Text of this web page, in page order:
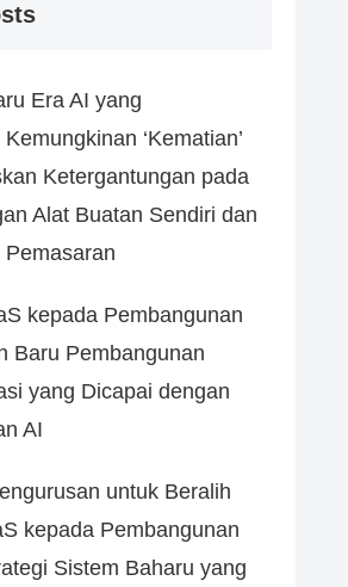
Era AI yang
‘Kematian’
Ketergantungan pada
Alat Buatan Sendiri dan
kepada Pembangunan
Baru Pembangunan
yang Dicapai dengan
AI
untuk Beralih
kepada Pembangunan
Sistem Baharu yang